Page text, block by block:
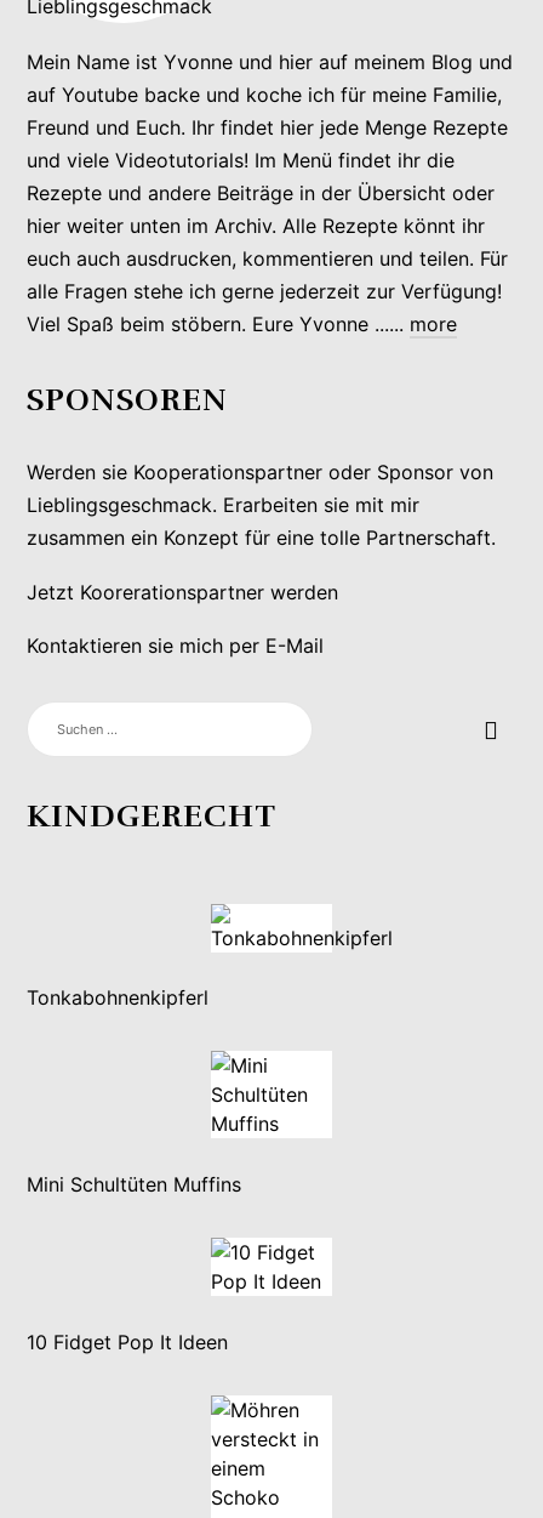
Mein Name ist Yvonne und hier auf meinem Blog und
auf Youtube backe und koche ich für meine Familie,
Freund und Euch. Ihr findet hier jede Menge Rezepte
und viele Videotutorials! Im Menü findet ihr die
Rezepte und andere Beiträge in der Übersicht oder
hier weiter unten im Archiv. Alle Rezepte könnt ihr
euch auch ausdrucken, kommentieren und teilen. Für
alle Fragen stehe ich gerne jederzeit zur Verfügung!
Viel Spaß beim stöbern. Eure Yvonne ...... more
SPONSOREN
Werden sie Kooperationspartner oder Sponsor von
Lieblingsgeschmack. Erarbeiten sie mit mir
zusammen ein Konzept für eine tolle Partnerschaft.
Jetzt Koorerationspartner werden
Kontaktieren sie mich per E-Mail
SUCHEN
NACH:
KINDGERECHT
Tonkabohnenkipferl
Mini Schultüten Muffins
10 Fidget Pop It Ideen